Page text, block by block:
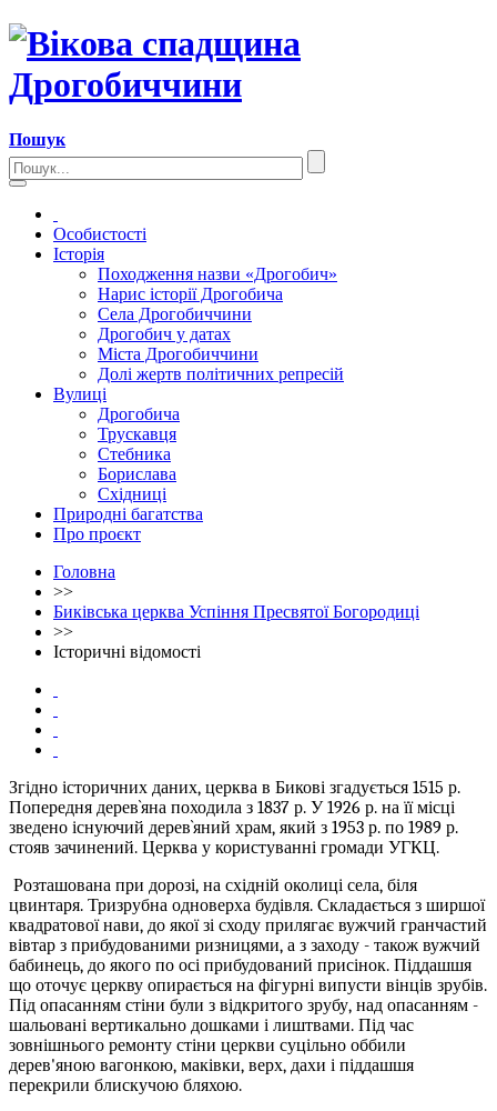
Пошук
Особистості
Історія
Походження назви «Дрогобич»
Нарис історії Дрогобича
Села Дрогобиччини
Дрогобич у датах
Міста Дрогобиччини
Долі жертв політичних репресій
Вулиці
Дрогобича
Трускавця
Стебника
Борислава
Східниці
Природні багатства
Про проєкт
Головна
>>
Биківська церква Успіння Пресвятої Богородиці
>>
Історичні відомості
Згідно історичних даних, церква в Бикові згадується 1515 р.
Попередня дерев`яна походила з 1837 р. У 1926 р. на її місці
зведено існуючий дерев`яний храм, який з 1953 р. по 1989 р.
стояв зачинений. Церква у користуванні громади УГКЦ.
Розташована при дорозі, на східній околиці села, біля
цвинтаря. Тризрубна одноверха будівля. Складається з ширшої
квадратової нави, до якої зі сходу прилягає вужчий гранчастий
вівтар з прибудованими ризницями, а з заходу - також вужчий
бабинець, до якого по осі прибудований присінок. Піддашшя
що оточує церкву опирається на фігурні випусти вінців зрубів.
Під опасанням стіни були з відкритого зрубу, над опасанням -
шальовані вертикально дошками і лиштвами. Під час
зовнішнього ремонту стіни церкви суцільно оббили
дерев'яною вагонкою, маківки, верх, дахи і піддашшя
перекрили блискучою бляхою.